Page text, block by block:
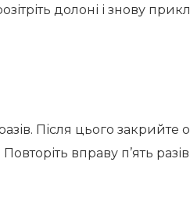
долоні і знову
Після цього закрийте
вправу п’ять разів.